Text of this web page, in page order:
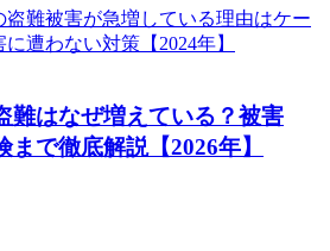
能な資産運用と確実な出口戦略」をお届
難はなぜ増えている？被害
で徹底解説【2026年】